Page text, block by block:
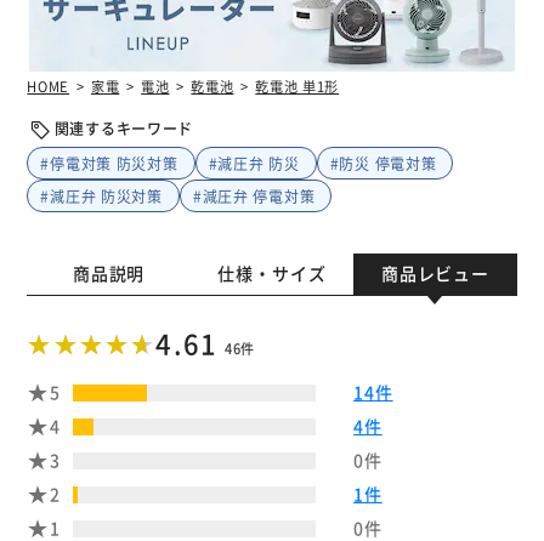
HOME 家電 電池 乾電池 乾電池 単1形
関連するキーワード
#停電対策 防災対策
#減圧弁 防災
#防災 停電対策
#減圧弁 防災対策
#減圧弁 停電対策
商品説明 仕様・サイズ 商品レビュー
4.61 46件
5
14件
4
4件
3
0件
2
1件
1
0件